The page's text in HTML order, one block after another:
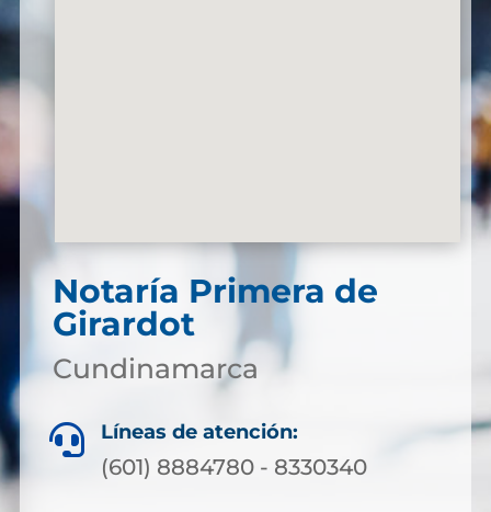
Notaría Primera de
Girardot
Cundinamarca
 Líneas de atención:
(601) 8884780 - 8330340